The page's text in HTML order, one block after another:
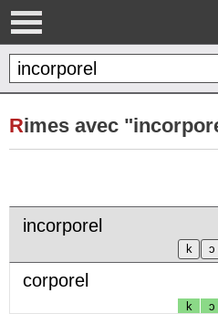
Rimes avec
incorporel
corporel
k ɔ